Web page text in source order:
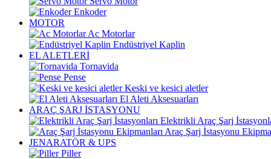
Enkoder
MOTOR
Ac Motorlar
Endüstriyel Kaplin
EL ALETLERİ
Tornavida
Pense
Keski ve kesici aletler
El Aleti Aksesuarları
ARAÇ ŞARJ İSTASYONU
Elektrikli Araç Şarj
Araç Şarj İstasyonu
JENARATÖR & UPS
Piller